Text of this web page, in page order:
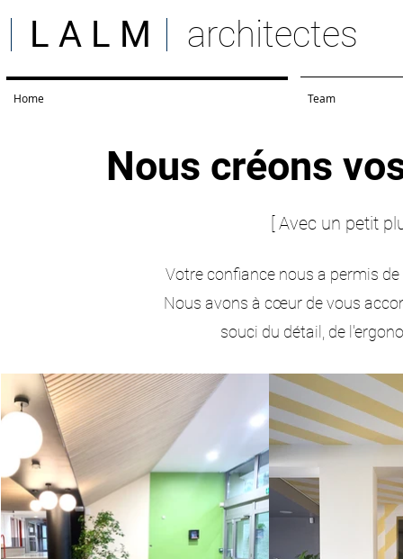
L A L M architectes
Home Team
Nous créons
[ Avec un petit
Votre confiance nous a permis
Nous avons à cœur de vous
souci du détail, de